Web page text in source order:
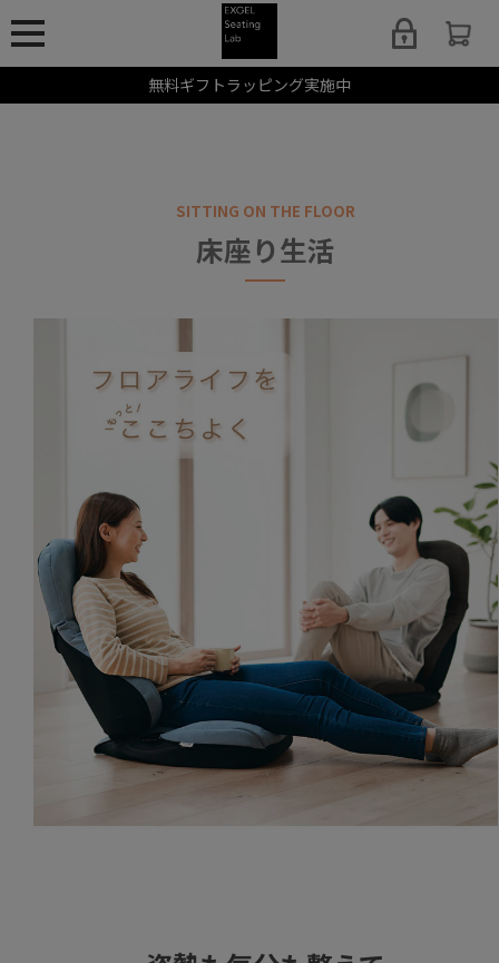
無料ギフトラッピング実施中
SITTING ON THE FLOOR
床座り生活